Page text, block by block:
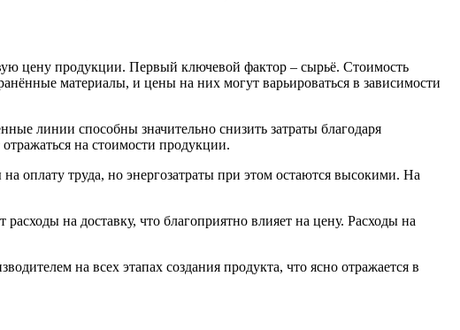
цену продукции. Первый ключевой фактор – сырьё. Стоимость
материалы, и цены на них могут варьироваться в зависимости
линии способны значительно снизить затраты благодаря
на стоимости продукции.
оплату труда, но энергозатраты при этом остаются высокими. На
на доставку, что благоприятно влияет на цену. Расходы на
на всех этапах создания продукта, что ясно отражается в